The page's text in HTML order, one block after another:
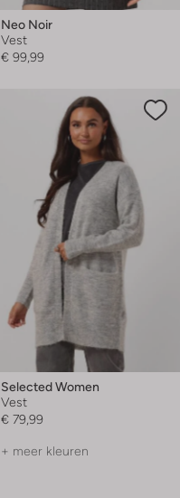
Neo Noir
Vest
€ 99,99
Selected Women
Vest
€ 79,99
+ meer kleuren